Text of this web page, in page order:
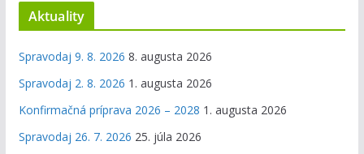
Aktuality
Spravodaj 9. 8. 2026 8. augusta 2026
Spravodaj 2. 8. 2026 1. augusta 2026
Konfirmačná príprava 2026 – 2028 1. augusta 2026
Spravodaj 26. 7. 2026 25. júla 2026